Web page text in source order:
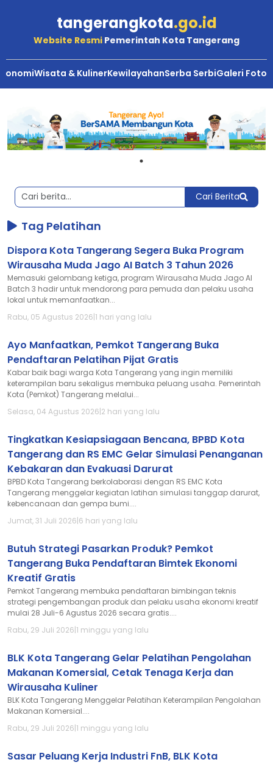
tangerangkota.go.id
Website Resmi Pemerintah Kota Tangerang
Wisata & KulinerKewilayahanSerba SerbiGaleri Foto
Kota
Tangerang
Cari Berita
Tag Pelatihan
Dispora Kota Tangerang Segera Buka Program
Wirausaha Muda Jago AI Batch 3 Tahun 2026
Memasuki gelombang ketiga, program Wirausaha Muda Jago AI
Batch 3 hadir untuk mendorong para pemuda dan pelaku usaha
lokal untuk memanfaatkan...
Rabu, 05 Agustus 2026|1 hari yang lalu
Ayo Manfaatkan, Pemkot Tangerang Buka
Pendaftaran Pelatihan Pijat Gratis
Kabar baik bagi warga Kota Tangerang yang ingin memiliki
keterampilan baru sekaligus membuka peluang usaha. Pemerintah
Kota (Pemkot) Tangerang melalui...
Selasa, 04 Agustus 2026|2 hari yang lalu
Tingkatkan Kesiapsiagaan Bencana, BPBD Kota
Tangerang dan RS EMC Gelar Simulasi Penanganan
Kebakaran dan Evakuasi Darurat
BPBD Kota Tangerang berkolaborasi dengan RS EMC Kota
Tangerang menggelar kegiatan latihan simulasi tanggap darurat,
kebencanaan dan gempa bumi....
Jumat, 31 Juli 2026|6 hari yang lalu
Butuh Strategi Pasarkan Produk? Pemkot
Tangerang Buka Pendaftaran Bimtek Ekonomi
Kreatif Gratis
Pemkot Tangerang membuka pendaftaran bimbingan teknis
strategi pengembangan produk dan pelaku usaha ekonomi kreatif
mulai 28 Juli-6 Agustus 2026 secara gratis....
Rabu, 29 Juli 2026|1 minggu yang lalu
BLK Kota Tangerang Gelar Pelatihan Pengolahan
Makanan Komersial, Cetak Tenaga Kerja dan
Wirausaha Kuliner
BLK Kota Tangerang Menggelar Pelatihan Keterampilan Pengolahan
Makanan Komersial....
Rabu, 29 Juli 2026|1 minggu yang lalu
Sasar Peluang Kerja Industri FnB, BLK Kota